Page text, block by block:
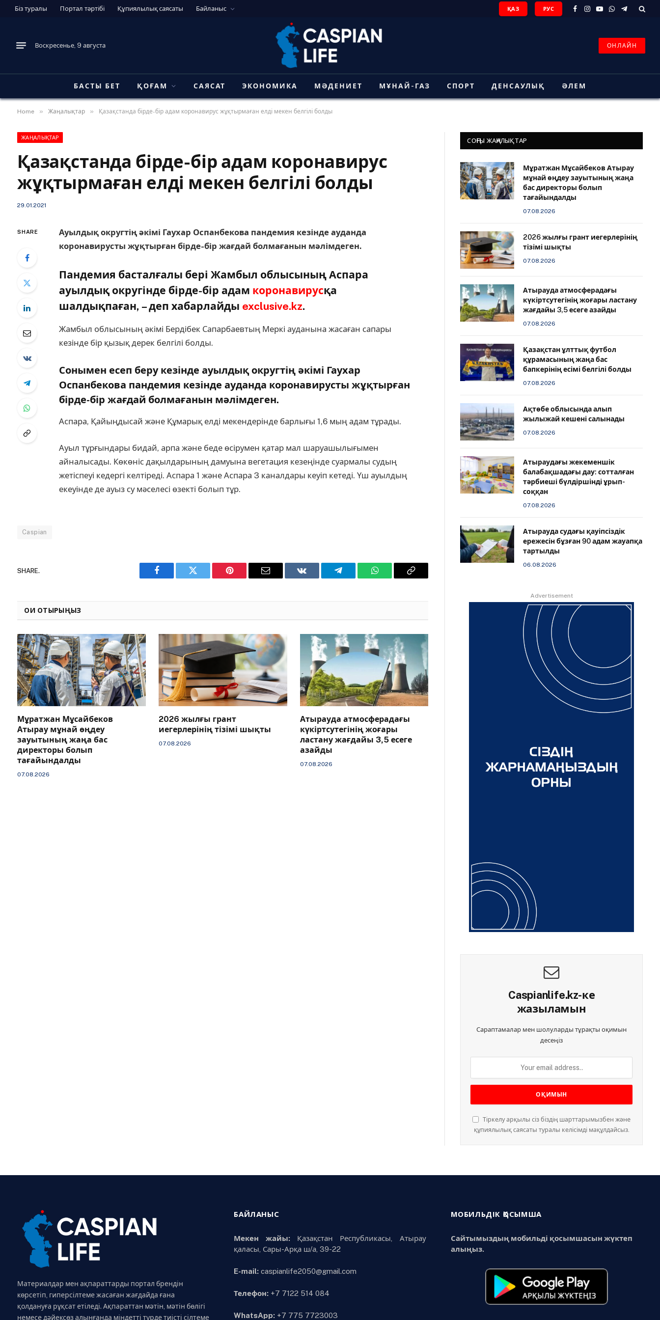
Біз туралы Портал тәртібі Құпиялылық саясаты Байланыс ҚАЗ РУС
Facebook
Instagram
YouTube
WhatsApp
Telegram
Воскресенье, 9 августа ОНЛАЙН
БАСТЫ БЕТ ҚОҒАМ САЯСАТ ЭКОНОМИКА МӘДЕНИЕТ МҰНАЙ-ГАЗ СПОРТ ДЕНСАУЛЫҚ ӘЛЕМ
Home » Жаңалықтар » Қазақстанда бірде-бір адам коронавирус жұқтырмаған елді мекен белгілі болды
ЖАҢАЛЫҚТАР
Қазақстанда бірде-бір адам коронавирус
жұқтырмаған елді мекен белгілі болды
29.01.2021
SHARE
Ауылдық округтің әкімі Гаухар Оспанбекова пандемия кезінде ауданда
коронавирусты жұқтырған бірде-бір жағдай болмағанын мәлімдеген.
Пандемия басталғалы бері Жамбыл облысының Аспара
ауылдық округінде бірде-бір адам коронавирусқа
шалдықпаған, – деп хабарлайды exclusive.kz.
Жамбыл облысының әкімі Бердібек Сапарбаевтың Меркі ауданына жасаған сапары
кезінде бір қызық дерек белгілі болды.
Сонымен есеп беру кезінде ауылдық округтің әкімі Гаухар
Оспанбекова пандемия кезінде ауданда коронавирусты жұқтырған
бірде-бір жағдай болмағанын мәлімдеген.
Аспара, Қайыңдысай және Құмарық елді мекендерінде барлығы 1,6 мың адам тұрады.
Ауыл тұрғындары бидай, арпа және беде өсірумен қатар мал шаруашылығымен
айналысады. Көкөніс дақылдарының дамуына вегетация кезеңінде суармалы судың
жетіспеуі кедергі келтіреді. Аспара 1 және Аспара 3 каналдары кеуіп кетеді. Үш ауылдың
екеуінде де ауыз су мәселесі өзекті болып тұр.
Caspian
SHARE.
Facebook Twitter Pinterest Email VKontakteTelegram WhatsAppCopy
ОҚИ ОТЫРЫҢЫЗ
Мұратжан Мұсайбеков
Атырау мұнай өңдеу
зауытының жаңа бас
директоры болып
тағайындалды
07.08.2026
2026 жылғы грант
иегерлерінің тізімі шықты
07.08.2026
Атырауда атмосферадағы
күкіртсутегінің жоғары
ластану жағдайы 3,5 есеге
азайды
07.08.2026
СОҢҒЫ ЖАҢАЛЫҚТАР
Мұратжан Мұсайбеков Атырау
мұнай өңдеу зауытының жаңа
бас директоры болып
тағайындалды
07.08.2026
2026 жылғы грант иегерлерінің
тізімі шықты
07.08.2026
Атырауда атмосферадағы
күкіртсутегінің жоғары ластану
жағдайы 3,5 есеге азайды
07.08.2026
Қазақстан ұлттық футбол
құрамасының жаңа бас
бапкерінің есімі белгілі болды
07.08.2026
Ақтөбе облысында алып
жылыжай кешені салынады
07.08.2026
Атыраудағы жекеменшік
балабақшадағы дау: сотталған
тәрбиеші бүлдіршінді ұрып-
соққан
07.08.2026
Атырауда судағы қауіпсіздік
ережесін бұзған 90 адам жауапқа
тартылды
06.08.2026
Advertisement
Caspianlife.kz-ке
жазыламын
Сараптамалар мен шолуларды тұрақты оқимын
десеңіз
Тіркелу арқылы сіз біздің шарттарымызбен және
құпиялылық саясаты туралы келісімді мақұлдайсыз.
Материалдар мен ақпараттарды портал брендін
көрсетіп, гиперсілтеме жасаған жағдайда ғана
қолдануға рұқсат етіледі. Ақпараттан мәтін, мәтін бөлігі
немесе дәйексөз алынғанда міндетті түрде тиісті сілтеме
БАЙЛАНЫС
Мекен жайы:Қазақстан Республикасы, Атырау
қаласы, Сары-Арқа ш/а, 39-22
E-mail: caspianlife2050@gmail.com
Телефон: +7 7122 514 084
WhatsApp: +7 775 7723003
МОБИЛЬДІК ҚОСЫМША
Сайтымыздың мобильді қосымшасын жүктеп
алыңыз.